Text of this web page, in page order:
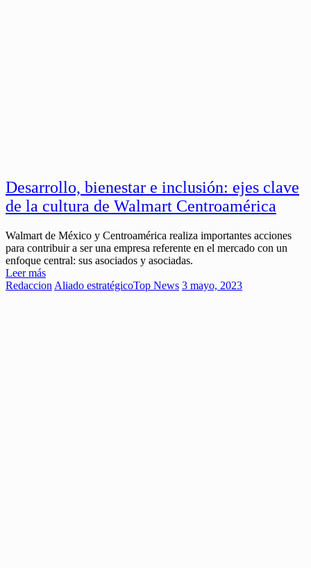
Desarrollo, bienestar e inclusión: ejes clave
de la cultura de Walmart Centroamérica
Walmart de México y Centroamérica realiza importantes acciones
para contribuir a ser una empresa referente en el mercado con un
enfoque central: sus asociados y asociadas.
Leer más
Redaccion Aliado estratégicoTop News 3 mayo, 2023